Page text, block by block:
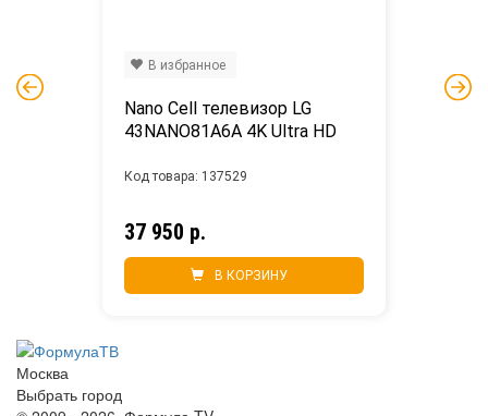
Nano Cell телевизор LG
43NANO81A6A 4K Ultra HD
37 950 р.
В КОРЗИНУ
Код товара: 137529
В избранное
Москва
Выбрать город